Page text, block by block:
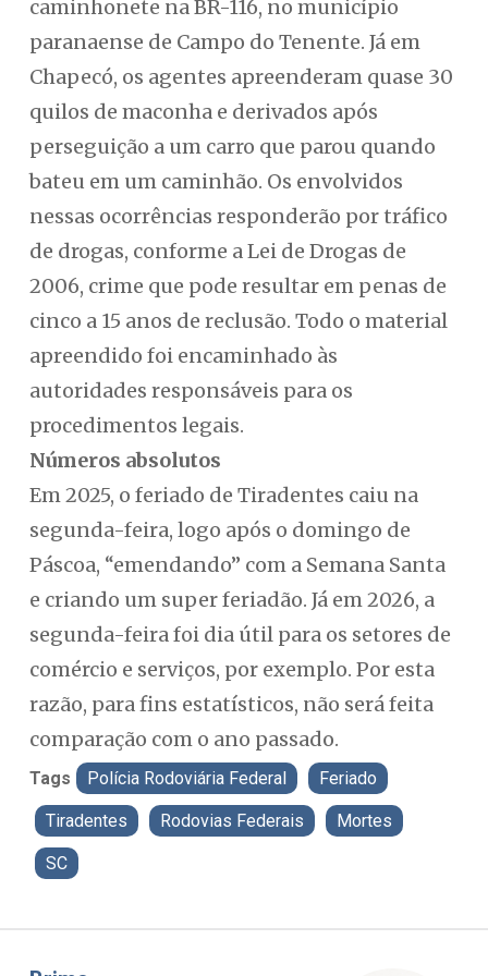
caminhonete na BR-116, no município
paranaense de Campo do Tenente. Já em
Chapecó, os agentes apreenderam quase 30
quilos de maconha e derivados após
perseguição a um carro que parou quando
bateu em um caminhão. Os envolvidos
nessas ocorrências responderão por tráfico
de drogas, conforme a Lei de Drogas de
2006, crime que pode resultar em penas de
cinco a 15 anos de reclusão. Todo o material
apreendido foi encaminhado às
autoridades responsáveis para os
procedimentos legais.
Números absolutos
Em 2025, o feriado de Tiradentes caiu na
segunda-feira, logo após o domingo de
Páscoa, “emendando” com a Semana Santa
e criando um super feriadão. Já em 2026, a
segunda-feira foi dia útil para os setores de
comércio e serviços, por exemplo. Por esta
razão, para fins estatísticos, não será feita
comparação com o ano passado.
Tags Polícia Rodoviária Federal Feriado
Tiradentes Rodovias Federais Mortes
SC